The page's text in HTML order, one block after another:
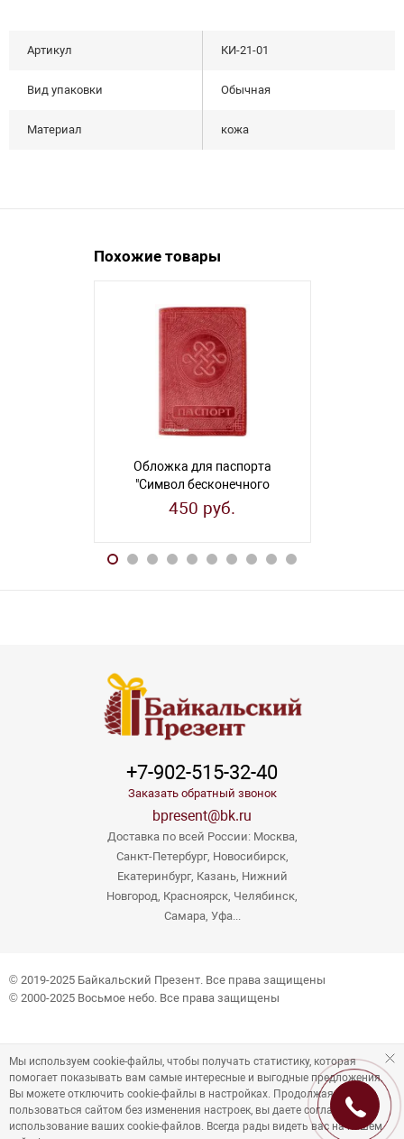
Артикул КИ-21-01
Вид упаковки Обычная
Материал кожа
Похожие товары
Обложка для паспорта
"Символ бесконечного
счастья"
450 руб.
+7-902-515-32-40
Заказать обратный звонок
bpresent@bk.ru
Доставка по всей России: Москва,
Санкт-Петербург, Новосибирск,
Екатеринбург, Казань, Нижний
Новгород, Красноярск, Челябинск,
Самара, Уфа...
© 2019-2025 Байкальский Презент. Все права защищены
© 2000-2025 Восьмое небо. Все права защищены
Мы используем cookie-файлы, чтобы получать статистику, которая
помогает показывать вам самые интересные и выгодные предложения.
Вы можете отключить cookie-файлы в настройках. Продолжая
пользоваться сайтом без изменения настроек, вы даете согласие на
использование ваших cookie-файлов. Всегда рады видеть вас на нашем